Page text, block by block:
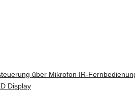
über Mikrofon IR-
Display